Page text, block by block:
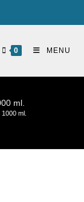
0 MENU
ml.
ml.